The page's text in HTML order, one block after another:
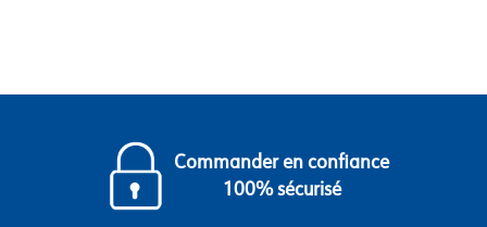
Commander en confiance
100% sécurisé